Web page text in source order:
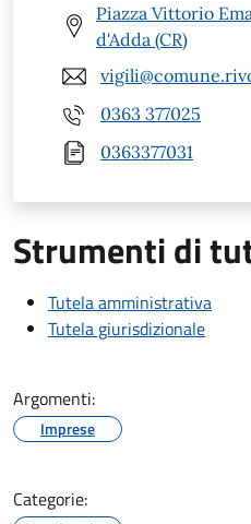
Piazza Vittorio
d'Adda (CR)
0363 377025
0363377031
Strumenti di
Tutela amministrativa
Tutela giurisdizionale
Argomenti:
Imprese
Categorie: